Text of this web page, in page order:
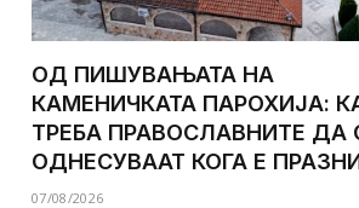
ОД ПИШУВАЊАТА НА
КАМЕНИЧКАТА ПАРОХИЈА:
ТРЕБА ПРАВОСЛАВНИТЕ ДА
ОДНЕСУВААТ КОГА Е
07/08/2026